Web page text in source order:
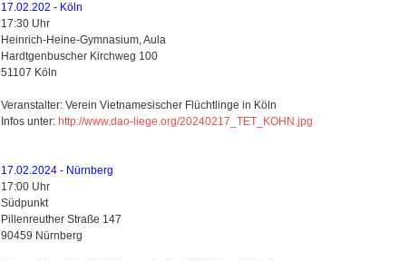
17.02.202 - Köln
17:30 Uhr
Heinrich-Heine-Gymnasium, Aula
Hardtgenbuscher Kirchweg 100
51107 Köln
Veranstalter: Verein Vietnamesischer Flüchtlinge in Köln
Infos unter: http://www.dao-liege.org/20240217_TET_KOHN.jpg
17.02.2024 - Nürnberg
17:00 Uhr
Südpunkt
Pillenreuther Straße 147
90459 Nürnberg